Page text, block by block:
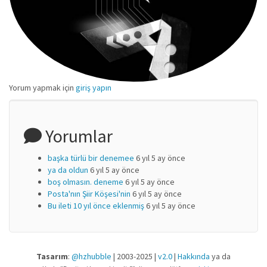
Yorum yapmak için giriş yapın
Yorumlar
başka türlü bir denemee 6 yıl 5 ay önce
ya da oldun 6 yıl 5 ay önce
boş olmasın. deneme 6 yıl 5 ay önce
Posta'nın Şiir Köşesi'nin 6 yıl 5 ay önce
Bu ileti 10 yıl önce eklenmiş6 yıl 5 ay önce
Tasarım: @hzhubble | 2003-2025 | v2.0| Hakkında ya da